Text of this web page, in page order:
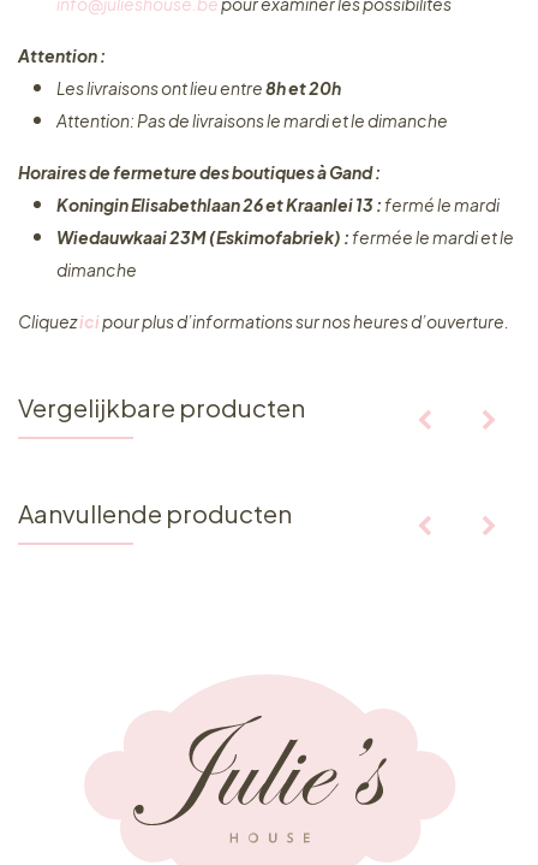
Attention :
Les livraisons ont lieu entre8h et 20h
Attention: Pas de livraisons le mardi et le dimanche
Horaires de fermeture des boutiques à Gand :
Koningin Elisabethlaan 26 et Kraanlei 13 :fermé le mardi
Wiedauwkaai 23M (Eskimofabriek) :fermée le mardi et le
dimanche
Cliquez ​icipour plus d’informations sur nos heures d’ouverture.
Vergelijkbare producten
Aanvullende producten